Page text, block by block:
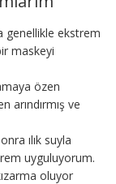
genellikle ekstrem
maskeyi
özen
ve
ılık suyla
uyguluyorum.
oluyor